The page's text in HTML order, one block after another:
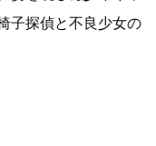
子探偵と不良少女の